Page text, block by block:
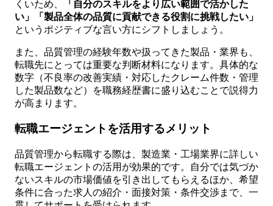
くいため、
「自分のスキルをより広い範囲で活かした
い」「製品全体の品質に貢献できる役割に挑戦したい」
というポジティブな言い方にシフトしましょう。
また、品質管理の経験年数や扱ってきた製品・業界も、
転職先にとっては重要な判断材料になります。具体的な
数字（不良率の改善実績・対応したクレーム件数・管理
した製品数など）を職務経歴書に盛り込むことで説得力
が高まります。
転職エージェントを活用するメリット
品質管理から転職する際は、製造業・工場業界に詳しい
転職エージェントの活用が効果的です。自分では気づか
ないスキルの市場価値を引き出してもらえるほか、希望
条件に合った求人の紹介・面接対策・条件交渉まで、一